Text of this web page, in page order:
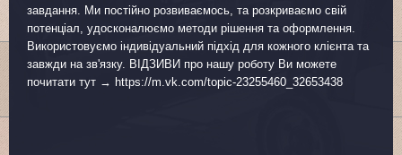
завдання. Ми постійно розвиваємось, та розкриваємо свій
потенціал, удосконалюємо методи рішення та оформлення.
Використовуємо індивідуальний підхід для кожного клієнта та
завжди на зв'язку. ВІДЗИВИ про нашу роботу Ви можете
почитати тут → https://m.vk.com/topic-23255460_32653438